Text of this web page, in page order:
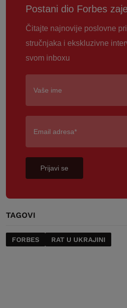
Postani dio Forbes
Čitajte najnovije poslovne
stručnjaka i ekskluzivne
svom inboxu
Prijavi se
TAGOVI
FORBES RAT U UKRAJINI